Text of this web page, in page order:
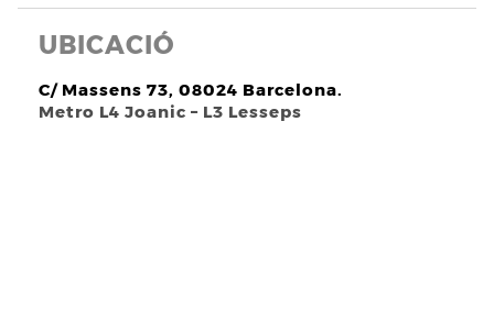
UBICACIÓ
C/ Massens 73, 08024 Barcelona.
Metro L4 Joanic – L3 Lesseps